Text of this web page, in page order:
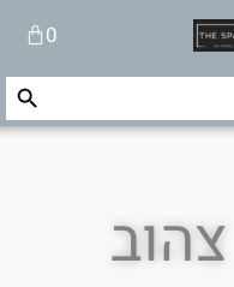
0עגלת
קניות